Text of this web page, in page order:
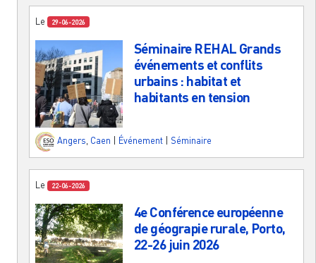
Le 29-06-2026
Séminaire REHAL Grands
événements et conflits
urbains : habitat et
habitants en tension
Angers Caen Événement Séminaire
Le 22-06-2026
4e Conférence européenne
de géograpie rurale, Porto,
22-26 juin 2026